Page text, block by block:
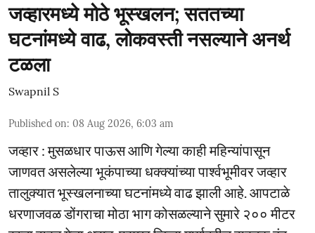
जव्हारमध्ये मोठे भूस्खलन; सततच्या
घटनांमध्ये वाढ, लोकवस्ती नसल्याने अनर्थ
टळला
Swapnil S
Published on: 08 Aug 2026, 6:03 am
जव्हार : मुसळधार पाऊस आणि गेल्या काही महिन्यांपासून
जाणवत असलेल्या भूकंपाच्या धक्क्यांच्या पार्श्वभूमीवर जव्हार
तालुक्यात भूस्खलनाच्या घटनांमध्ये वाढ झाली आहे. आपटाळे
धरणाजवळ डोंगराचा मोठा भाग कोसळल्याने सुमारे २०० मीटर